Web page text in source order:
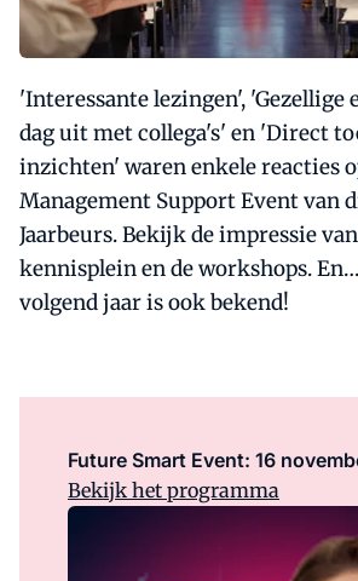
'Interessante lezingen', 'Gezellige
dag uit met collega's' en 'Direct
inzichten' waren enkele reacties
Management Support Event van
Jaarbeurs. Bekijk de impressie
kennisplein en de workshops.
volgend jaar is ook bekend!
Future Smart Event: 16
Bekijk het programma